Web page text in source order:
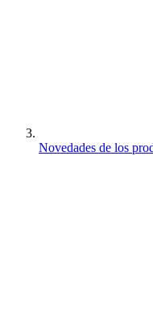
Novedades de los